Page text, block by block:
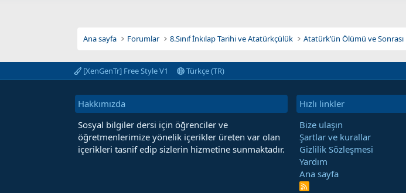
Ana sayfa Forumlar 8.Sınıf İnkılap Tarihi ve Atatürkçülük Atatürk’ün Ölümü ve Sonrası
[XenGenTr] Free Style V1 Türkçe (TR)
Hakkımızda
Sosyal bilgiler dersi için öğrenciler ve
öğretmenlerimize yönelik içerikler üreten var olan
içerikleri tasnif edip sizlerin hizmetine sunmaktadır.
Hızlı linkler
Bize ulaşın
Şartlar ve kurallar
Gizlilik Sözleşmesi
Yardım
Ana sayfa
R